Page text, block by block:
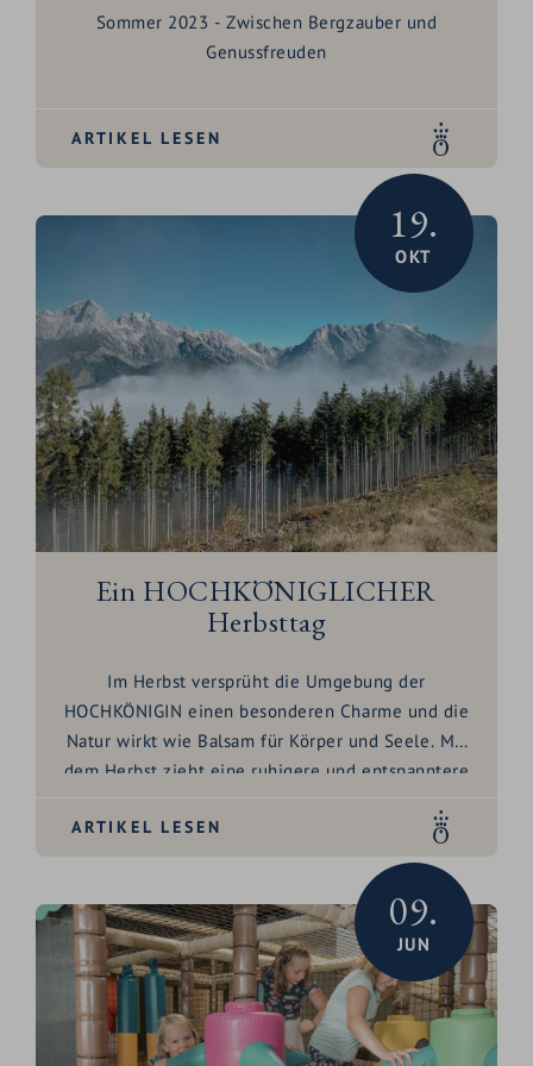
Sommer 2023 - Zwischen Bergzauber und
Genussfreuden
ARTIKEL LESEN
19.
OKT
Ein HOCHKÖNIGLICHER
Herbsttag
Im Herbst versprüht die Umgebung der
HOCHKÖNIGIN einen besonderen Charme und die
Natur wirkt wie Balsam für Körper und Seele. Mit
dem Herbst zieht eine ruhigere und entspanntere
von einer friedlichen Stille durchzogen und ist das
perfekte Ziel für all jene, die sich nach
Entspannung und einer wohltuenden Auszeit
sehnen.
ARTIKEL LESEN
09.
JUN